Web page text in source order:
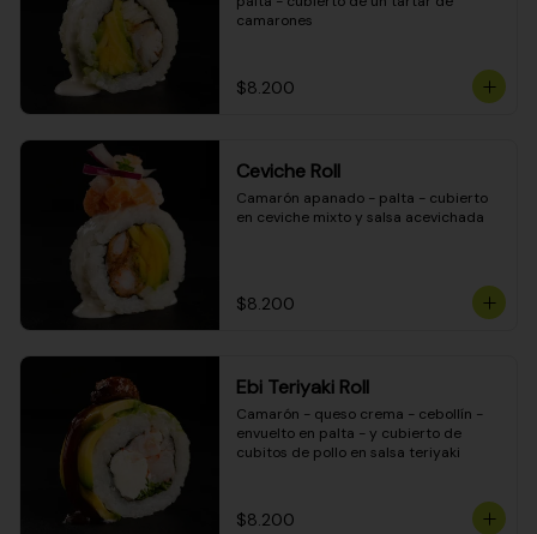
camarones
$8.200
Ceviche Roll
Camarón apanado - palta - cubierto
en ceviche mixto y salsa acevichada
$8.200
Ebi Teriyaki Roll
Camarón - queso crema - cebollín -
envuelto en palta - y cubierto de
cubitos de pollo en salsa teriyaki
$8.200